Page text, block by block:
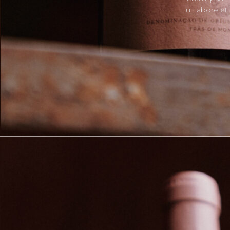
ut labore et
Um dies zu erreichen, erstellen Sie ein
hinzufügen. Verwenden Sie die Prozedur
klicken Sie bei „Speichern“, damit Sie sie
der erste seiner Art, mit deinem Sie mehrere
unabhängig von dir oder gleichzeitig
Benutzer es in der Sprache verwenden
Sprachen abgedeckt, damit Sie unsere
Dutch oder viele andere Sprache bevorzugen.
“WIE MAN &
Wenn Sie diese URL the andere senden,
Erforschen Sie mehr Spaß mit unserem
Rad hinzugefügt. Sie können die
Sie eine gewisse detaillierte Schritt-für-